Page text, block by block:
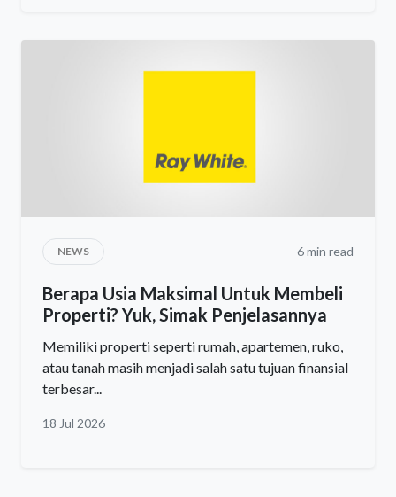
NEWS 6 min read
Berapa Usia Maksimal Untuk Membeli
Properti? Yuk, Simak Penjelasannya
Memiliki properti seperti rumah, apartemen, ruko,
atau tanah masih menjadi salah satu tujuan finansial
terbesar...
18 Jul 2026